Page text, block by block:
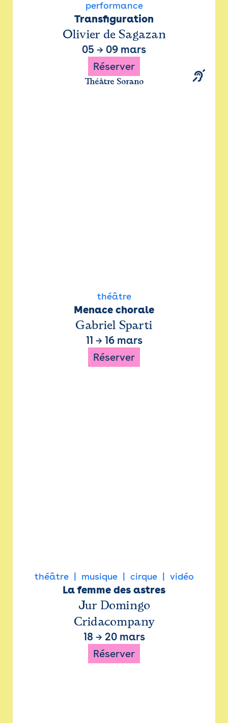
performance
Transfiguration
Olivier de Sagazan
05 → 09 mars
Réserver
Théâtre Sorano
théâtre
Menace chorale
Gabriel Sparti
11 → 16 mars
Réserver
théâtre musique cirque vidéo
La femme des astres
Jur Domingo
Cridacompany
18 → 20 mars
Réserver